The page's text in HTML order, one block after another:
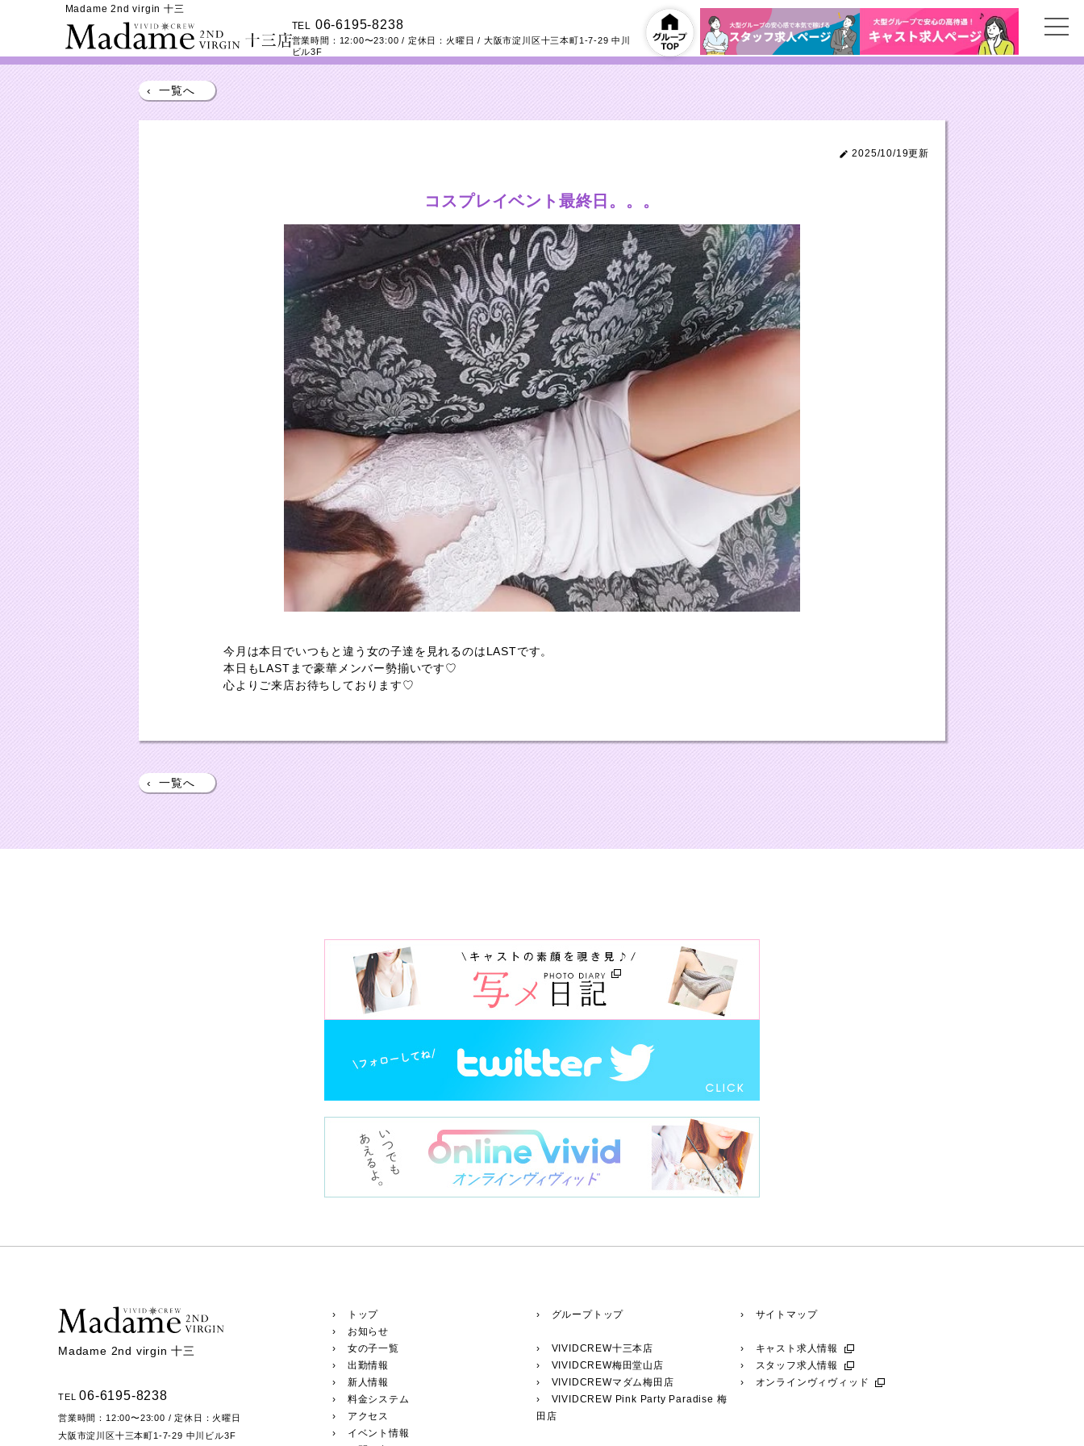
Madame 2nd virgin 十三
TEL 06-6195-8238
営業時間： 12:00〜23:00 / 定休日：火曜日 / 大阪市淀川区十三本町1-7-29 中川
ビル3F
‹ 一覧へ
2025/10/19更新
コスプレイベント最終日。。。
今月は本日でいつもと違う女の子達を見れるのはLASTです。
本日もLASTまで豪華メンバー勢揃いです♡
心よりご来店お待ちしております♡
‹ 一覧へ
Madame 2nd virgin 十三
TEL06-6195-8238
営業時間： 12:00〜23:00 / 定休日：火曜日
大阪市淀川区十三本町1-7-29 中川ビル3F
› トップ
› お知らせ
› 女の子一覧
› 出勤情報
› 新人情報
› 料金システム
› アクセス
› イベント情報
› グループトップ
› VIVIDCREW十三本店
› VIVIDCREW梅田堂山店
› VIVIDCREWマダム梅田店
› VIVIDCREW Pink Party Paradise 梅
田店
› サイトマップ
› キャスト求人情報
› スタッフ求人情報
› オンラインヴィヴィッド